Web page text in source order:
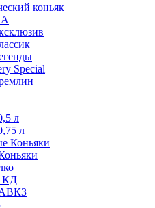
коньяк
Speсial
л
л
Коньяки
КД
АВКЗ